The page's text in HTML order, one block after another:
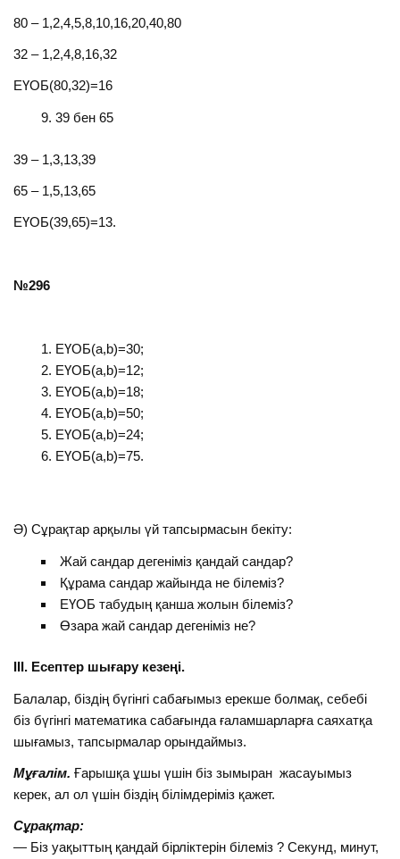
80 – 1,2,4,5,8,10,16,20,40,80
32 – 1,2,4,8,16,32
ЕҮОБ(80,32)=16
39 бен 65
39 – 1,3,13,39
65 – 1,5,13,65
ЕҮОБ(39,65)=13.
№296
ЕҮОБ(a,b)=30;
ЕҮОБ(a,b)=12;
ЕҮОБ(a,b)=18;
ЕҮОБ(a,b)=50;
ЕҮОБ(a,b)=24;
ЕҮОБ(a,b)=75.
Ә) Сұрақтар арқылы үй тапсырмасын бекіту:
Жай сандар дегеніміз қандай сандар?
Құрама сандар жайында не білеміз?
ЕҮОБ табудың қанша жолын білеміз?
Өзара жай сандар дегеніміз не?
ІІІ. Есептер шығару кезеңі.
Балалар, біздің бүгінгі сабағымыз ерекше болмақ, себебі
біз бүгінгі математика сабағында ғаламшарларға саяхатқа
шығамыз, тапсырмалар орындаймыз.
Мұғалiм.Ғарышқа ұшы үшін біз зымыран жасауымыз
керек, ал ол үшін біздің білімдеріміз қажет.
Сұрақтар:
— Бiз уақыттың қандай бірліктерін білеміз ? Секунд, минут,